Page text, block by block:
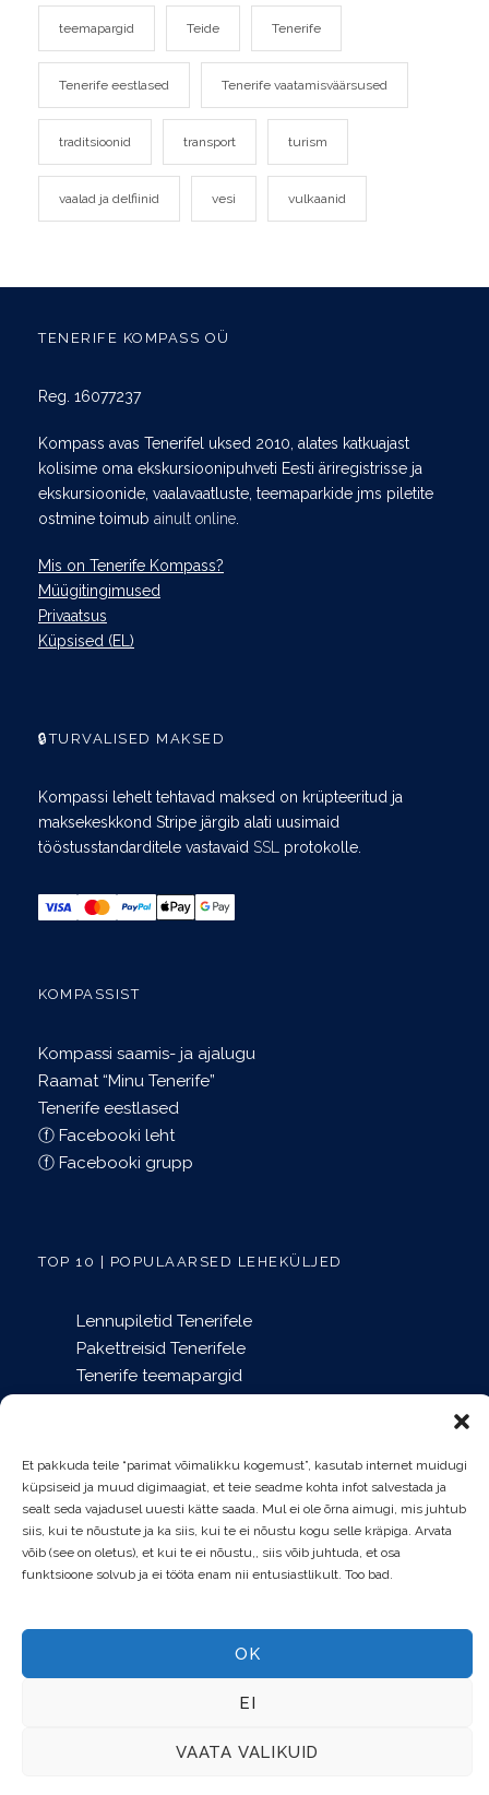
Et pakkuda teile “parimat võimalikku kogemust”, kasutab internet muidugi
küpsiseid ja muud digimaagiat, et teie seadme kohta infot salvestada ja
sealt seda vajadusel uuesti kätte saada. Mul ei ole õrna aimugi, mis juhtub
siis, kui te nõustute ja ka siis, kui te ei nõustu kogu selle kräpiga. Arvata
võib (see on oletus), et kui te ei nõustu,, siis võib juhtuda, et osa
funktsioone solvub ja ei tööta enam nii entusiastlikult. Too bad.
OK
EI
VAATA VALIKUID
teemapargid Teide Tenerife
Tenerife eestlased Tenerife vaatamisväärsused
traditsioonid transport turism
vaalad ja delfiinid vesi vulkaanid
TENERIFE KOMPASS OÜ
Reg. 16077237
Kompass avas Tenerifel uksed 2010, alates katkuajast
kolisime oma ekskursioonipuhveti Eesti äriregistrisse ja
ekskursioonide, vaalavaatluste, teemaparkide jms piletite
ostmine toimub ainult online
Mis on Tenerife Kompass?
Müügitingimused
Privaatsus
Küpsised (EL)
🔒TURVALISED MAKSED
Kompassi lehelt tehtavad maksed on krüpteeritud ja
maksekeskkond Stripe järgib alati uusimaid
tööstusstandarditele vastavaid SSL protokolle.
KOMPASSIST
Kompassi saamis- ja ajalugu
Raamat “Minu Tenerife”
Tenerife eestlased
ⓕ Facebooki leht
ⓕ Facebooki grupp
TOP 10 | POPULAARSED LEHEKÜLJED
Lennupiletid Tenerifele
Pakettreisid Tenerifele
Tenerife teemapargid
Õhtused showd Tenerifel
Tenerife blogi
Vaalavaatlused Tenerifel
Broneeri pileteid
Tenerife info
© 2008-2026 OLAVI ANTONS & TENERIFE
KOMPASS OÜ | TENERIFE EKSKURSIOONID JA